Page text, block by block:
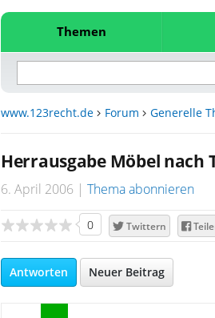
Themen
www.123recht.de Forum Generelle
Herrausgabe Möbel nach
6. April 2006 Thema abonnieren
0 Twittern
Antworten Neuer Beitrag